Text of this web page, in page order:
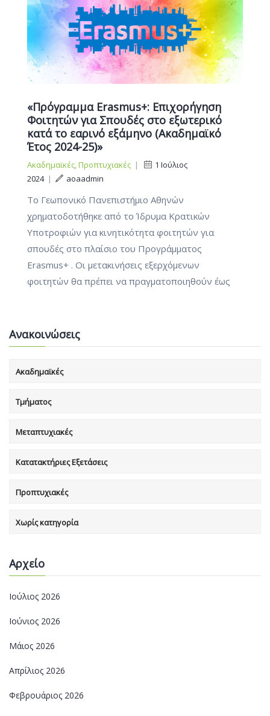
«Πρόγραμμα Erasmus+: Επιχορήγηση
Φοιτητών για Σπουδές στο εξωτερικό
κατά το εαρινό εξάμηνο (Ακαδημαϊκό
Έτος 2024-25)»
Ακαδημαϊκές,Προπτυχιακές |
1 Ιούλιος
2024| aoaadmin
Το Γεωπονικό Πανεπιστήμιο Αθηνών
χρηματοδοτήθηκε από το Ίδρυμα Κρατικών
Υποτροφιών για κινητικότητα φοιτητών για
σπουδές στο πλαίσιο του Προγράμματος
Erasmus+ . Οι μετακινήσεις εξερχόμενων
φοιτητών θα πρέπει να πραγματοποιηθούν έως
Ανακοινώσεις
Ακαδημαϊκές
Τμήματος
Μεταπτυχιακές
Κατατακτήριες Εξετάσεις
Προπτυχιακές
Χωρίς κατηγορία
Αρχείο
Ιούλιος 2026
Ιούνιος 2026
Μάιος 2026
Απρίλιος 2026
Φεβρουάριος 2026